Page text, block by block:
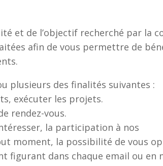
et de l’objectif recherché par la
afin de vous permettre de
plusieurs des finalités suivantes :
exécuter les projets.
rendez-vous.
la participation à nos
moment, la possibilité de vous
figurant dans chaque email ou en